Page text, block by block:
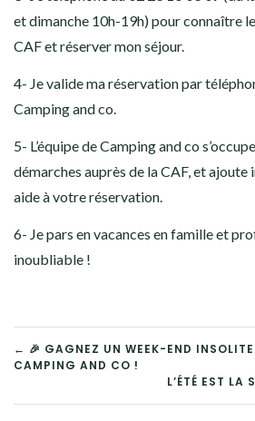
et dimanche 10h-19h) pour connaître
CAF et réserver mon séjour.
4- Je valide ma réservation par
Camping and co.
5- L’équipe de Camping and co
démarches auprès de la CAF, et
aide à votre réservation.
6- Je pars en vacances en famille et
inoubliable !
NAVIGATION
DE
← 🎉 GAGNEZ UN WEEK-END
CAMPING AND CO !
L’ÉTÉ EST LA